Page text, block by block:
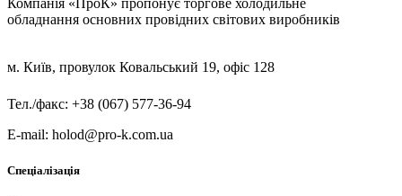
Компанія «ПроК» пропонує торгове холодильне
обладнання основних провідних світових виробників
м. Київ, провулок Ковальський 19, офіс 128
Тел./факс: +38 (067) 577-36-94
E-mail: holod@pro-k.com.ua
Спеціалізація